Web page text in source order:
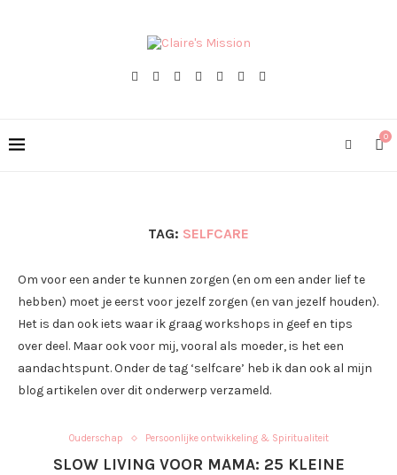
0
TAG: SELFCARE
Om voor een ander te kunnen zorgen (en om een ander lief te
hebben) moet je eerst voor jezelf zorgen (en van jezelf houden).
Het is dan ook iets waar ik graag workshops in geef en tips
over deel. Maar ook voor mij, vooral als moeder, is het een
aandachtspunt. Onder de tag ‘selfcare’ heb ik dan ook al mijn
blog artikelen over dit onderwerp verzameld.
Ouderschap Persoonlijke ontwikkeling & Spiritualiteit
SLOW LIVING VOOR MAMA: 25 KLEINE